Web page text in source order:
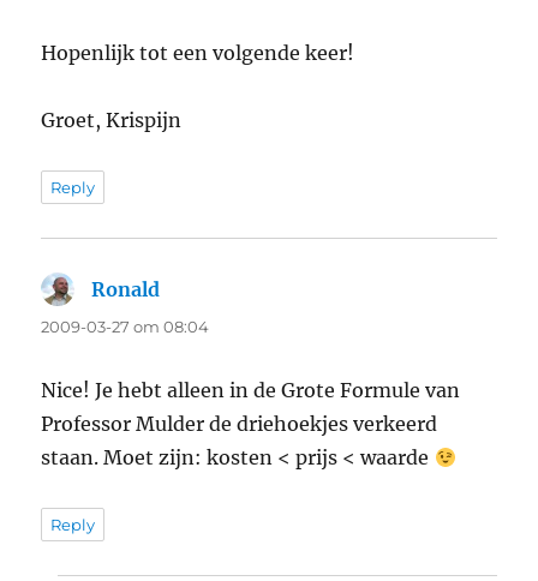
Hopenlijk tot een volgende keer!
Groet, Krispijn
Reply
Ronald
2009-03-27 om 08:04
Nice! Je hebt alleen in de Grote Formule van
Professor Mulder de driehoekjes verkeerd
staan. Moet zijn: kosten < prijs < waarde
Reply